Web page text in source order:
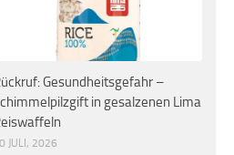
Gesundheitsgefahr –
in gesalzenen Lima
JULI, 2026